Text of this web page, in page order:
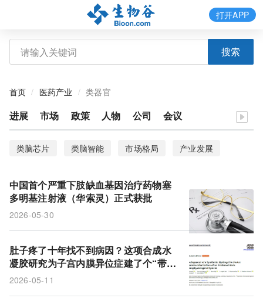
搜索
打开APP
首页 医药产业 类器官
进展 市场 政策 人物 公司 会议
类脑芯片 类脑智能 市场格局
产业发展
中国首个严重下肢缺血基因治疗药物塞
多明基注射液（华索灵）正式获批
2026-05-30
肚子疼了十年找不到病因？这项合成水
凝胶研究为子宫内膜异位症建了个“带血
管”的微型模型
2026-05-11